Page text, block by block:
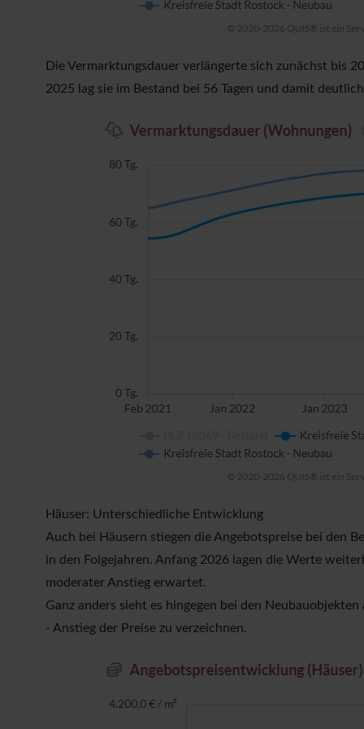
Die Vermarktungsdauer verlängerte sich zunächst bis
2025 lag sie im Bestand bei 56 Tagen und damit
Häuser: Unterschiedliche Entwicklung
Auch bei Häusern stiegen die Angebotspreise bei den
in den Folgejahren. Anfang 2026 lagen die Werte
moderater Anstieg erwartet.
Ganz anders sieht es hingegen bei den
- Anstieg der Preise zu verzeichnen.